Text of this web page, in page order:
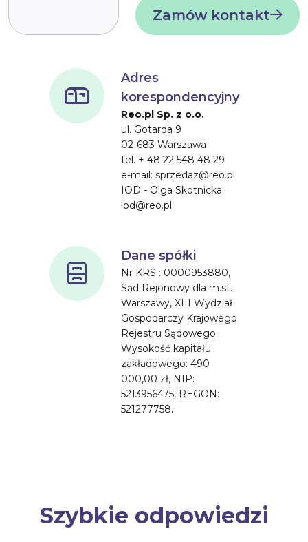
Zamów kontakt
Adres
korespondencyjny
Reo.pl Sp. z o.o.
ul. Gotarda 9
02-683 Warszawa
tel. + 48 22 548 48 29
e-mail: sprzedaz@reo.pl
IOD - Olga Skotnicka:
iod@reo.pl
Dane spółki
Nr KRS : 0000953880,
Sąd Rejonowy dla m.st.
Warszawy, XIII Wydział
Gospodarczy Krajowego
Rejestru Sądowego.
Wysokość kapitału
zakładowego: 490
000,00 zł, NIP:
5213956475, REGON:
521277758.
Szybkie odpowiedzi